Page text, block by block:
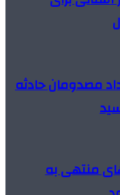
مصدومان حادثه
منتهی به